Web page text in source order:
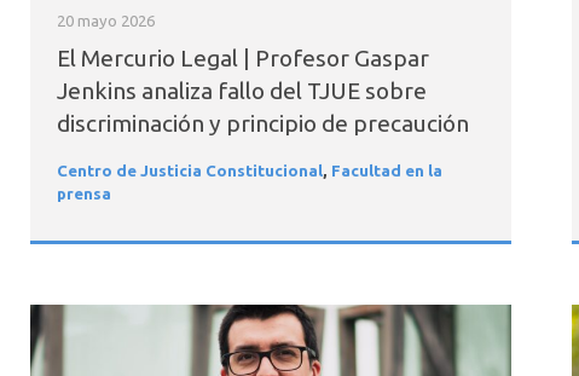
20 mayo 2026
El Mercurio Legal | Profesor Gaspar
Jenkins analiza fallo del TJUE sobre
discriminación y principio de precaución
Centro de Justicia Constitucional, Facultad en la
prensa